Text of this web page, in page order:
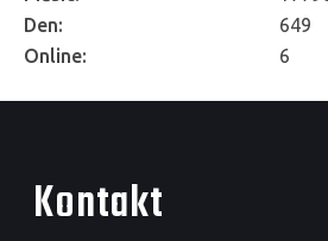
Online: 6
Den:
649
Kontakt